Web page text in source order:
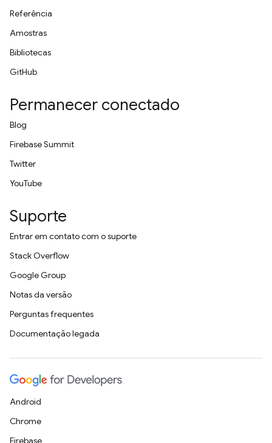
Referência
Amostras
Bibliotecas
GitHub
Permanecer conectado
Blog
Firebase Summit
Twitter
YouTube
Suporte
Entrar em contato com o suporte
Stack Overflow
Google Group
Notas da versão
Perguntas frequentes
Documentação legada
Android
Chrome
Firebase